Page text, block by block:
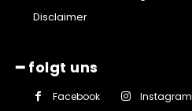
Disclaimer
━ folgt uns
Facebook Instagram